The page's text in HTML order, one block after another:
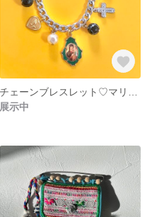
展示中